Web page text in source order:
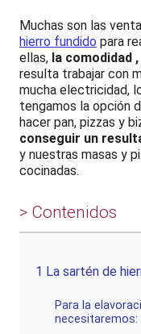
Muchas son las
hierro fundido para
ellas, la comodidad
resulta trabajar con
mucha electricidad,
tengamos la opción
hacer pan, pizzas y
conseguir un
y nuestras masas y
cocinadas.
> Contenidos
1 La sartén de
Para la
necesitaremos: